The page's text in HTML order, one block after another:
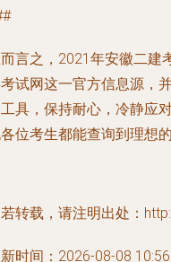
言之，2021年安徽二建
试网这一官方信息源，
具，保持耐心，冷静应
位考生都能查询到理想
转载，请注明出处：
时间：2026-08-08